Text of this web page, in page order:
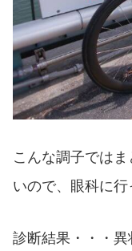
こんな調子では
いので、眼科に行
診断結果・・・異